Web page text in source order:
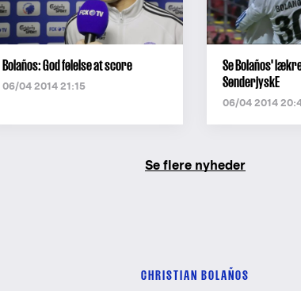
Bolaños: God følelse at score
06/04 2014 21:15
Se Bolaños'
SønderjyskE
06/04 2014
Se flere nyheder
CHRISTIAN BOLAÑOS